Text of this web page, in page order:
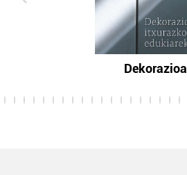
Dekorazioa